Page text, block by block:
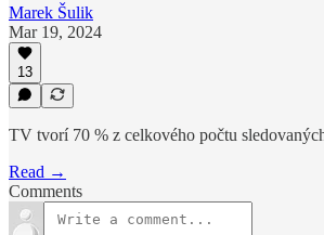
Marek Šulik
Mar 19, 2024
13
TV tvorí 70 % z celkového počtu
Read →
Comments